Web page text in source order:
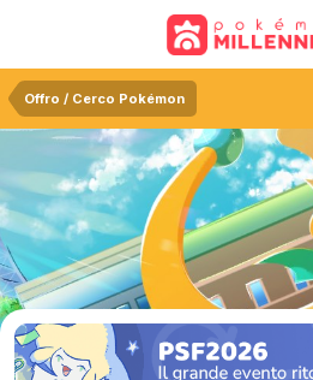
Offro / Cerco Pokémon